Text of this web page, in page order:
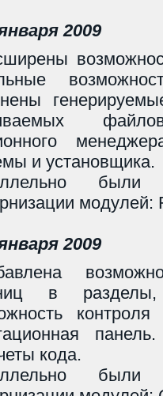
2009
и установщика.
модулей:
2009
в разделы,
кода.